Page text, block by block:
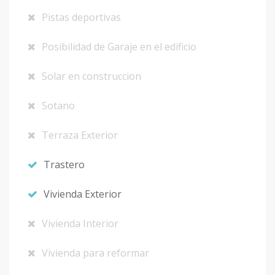
Pistas deportivas
Posibilidad de Garaje en el edificio
Solar en construccion
Sotano
Terraza Exterior
Trastero
Vivienda Exterior
Vivienda Interior
Vivienda para reformar